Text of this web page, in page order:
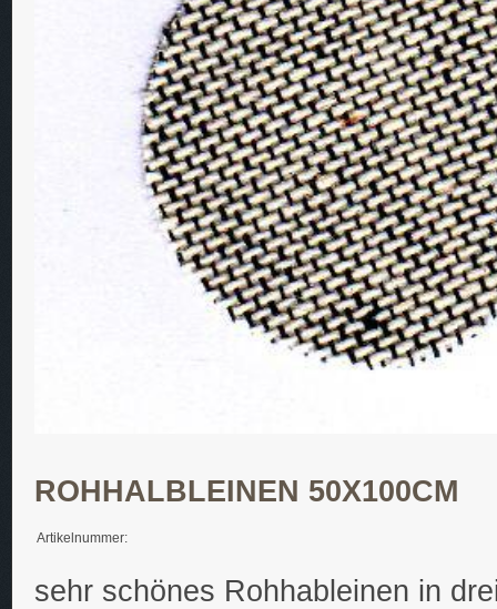
ROHHALBLEINEN 50X100CM
Artikelnummer:
sehr schönes Rohhableinen in